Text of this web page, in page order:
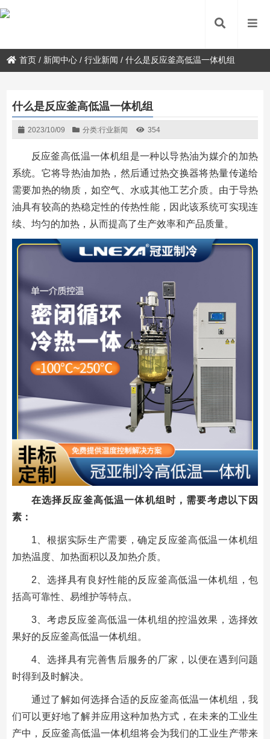
首页 / 新闻中心 /行业新闻 /什么是反应釜高低温一体机组
什么是反应釜高低温一体机组
2023/10/09 分类:行业新闻 354
反应釜高低温一体机组是一种以导热油为媒介的加热
系统。它将导热油加热，然后通过热交换器将热量传递给
需要加热的物质，如空气、水或其他工艺介质。由于导热
油具有较高的热稳定性的传热性能，因此该系统可实现连
续、均匀的加热，从而提高了生产效率和产品质量。
在选择反应釜高低温一体机组时，需要考虑以下因
素：
1、根据实际生产需要，确定反应釜高低温一体机组
加热温度、加热面积以及加热介质。
2、选择具有良好性能的反应釜高低温一体机组，包
括高可靠性、易维护等特点。
3、考虑反应釜高低温一体机组的控温效果，选择效
果好的反应釜高低温一体机组。
4、选择具有完善售后服务的厂家，以便在遇到问题
时得到及时解决。
通过了解如何选择合适的反应釜高低温一体机组，我
们可以更好地了解并应用这种加热方式，在未来的工业生
产中，反应釜高低温一体机组将会为我们的工业生产带来